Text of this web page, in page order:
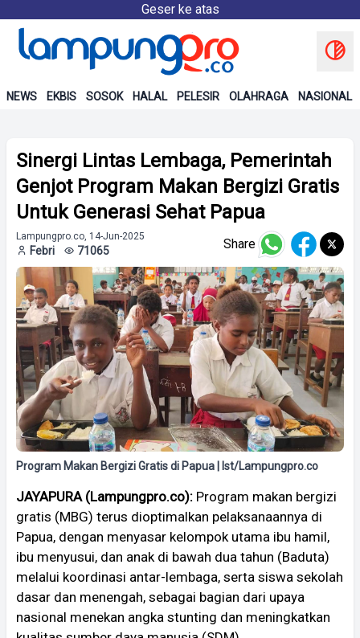
Geser ke atas
NEWS EKBIS SOSOK HALAL PELESIR OLAHRAGA NASIONAL
Sinergi Lintas Lembaga, Pemerintah
Genjot Program Makan Bergizi Gratis
Untuk Generasi Sehat Papua
Lampungpro.co, 14-Jun-2025
Febri 71065 Share
Program Makan Bergizi Gratis di Papua | Ist/Lampungpro.co
JAYAPURA (Lampungpro.co): Program makan bergizi
gratis (MBG) terus dioptimalkan pelaksanaannya di
Papua, dengan menyasar kelompok utama ibu hamil,
ibu menyusui, dan anak di bawah dua tahun (Baduta)
melalui koordinasi antar-lembaga, serta siswa sekolah
dasar dan menengah, sebagai bagian dari upaya
nasional menekan angka stunting dan meningkatkan